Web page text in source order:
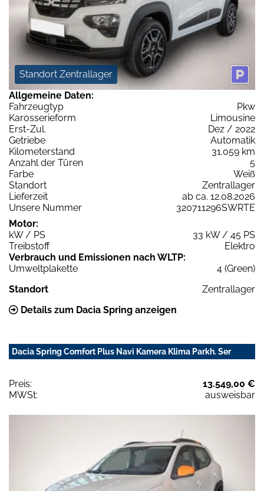
Standort Zentrallager
Allgemeine Daten:
Fahrzeugtyp
Pkw
Karosserieform
Limousine
Erst-Zul.
Dez / 2022
Getriebe
Automatik
Kilometerstand
31.059 km
Anzahl der Türen
5
Farbe
Weiß
Standort
Zentrallager
Lieferzeit
ab ca. 12.08.2026
Unsere Nummer
320711296SWRTE
Motor:
kW / PS
33 kW / 45 PS
Treibstoff
Elektro
Verbrauch und Emissionen nach WLTP:
Umweltplakette
4 (Green)
Standort
Zentrallager
Details zum Dacia Spring anzeigen
Dacia Spring Comfort Plus Navi Kamera Klima Parkh. Ser
Preis:
13.549,00 €
MWSt:
ausweisbar